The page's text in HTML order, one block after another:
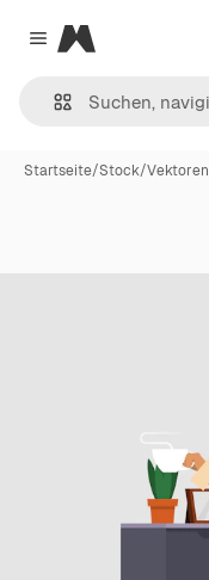
Close menu
Magnific
Startseite/Stock/Vektoren